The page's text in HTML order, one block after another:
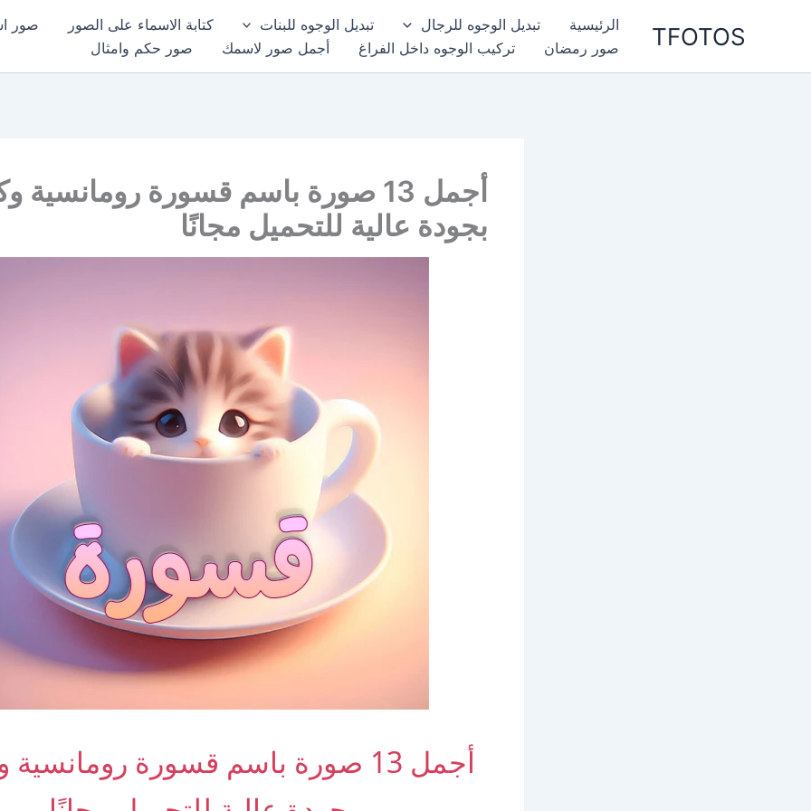
TFOTOS الرئيسية تبديل الوجوه للرجال تبديل الوجوه للبنات كتابة الاسماء على الصور
صور
صور رمضان
تركيب الوجوه داخل الفراغ أجمل صور لاسمك صور حكم وامثال
أجمل 13 صورة باسم قسورة رومانسية
بجودة عالية للتحميل مجانًا
أجمل 13 صورة باسم قسورة